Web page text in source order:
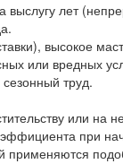
выслугу лет
высокое
или вредных
труд.
или на
при
применяются